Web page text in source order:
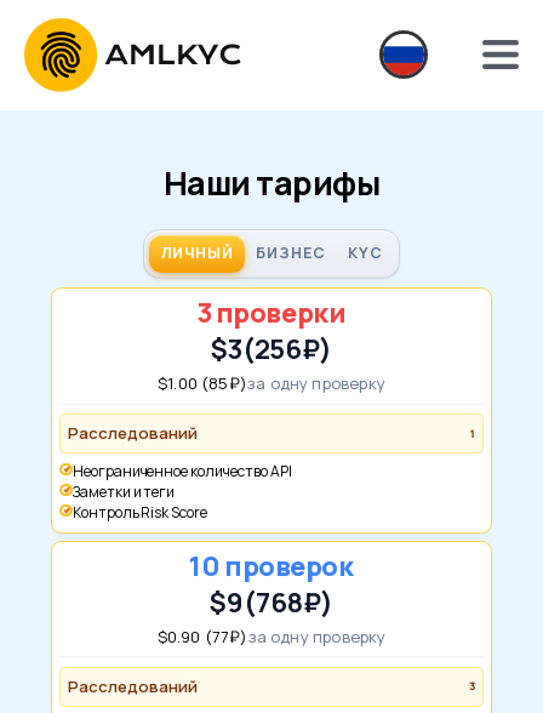
Наши тарифы
ЛИЧНЫЙ БИЗНЕС KYC
3 проверки
$3(256₽)
$1.00 (85₽)за одну проверку
Расследований 1
Неограниченное количество API
Заметки и теги
Контроль Risk Score
10 проверок
$9(768₽)
$0.90 (77₽)за одну проверку
Расследований 3